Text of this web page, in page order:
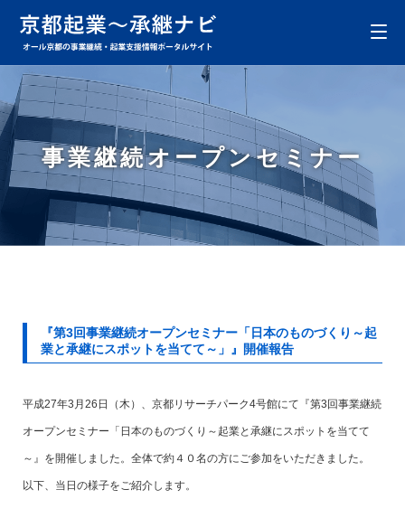
事業継続オープンセミナー
『第3回事業継続オープンセミナー「日本のものづくり～起
業と承継にスポットを当てて～」』開催報告
平成27年3月26日（木）、京都リサーチパーク4号館にて『第3回事業継続
オープンセミナー「日本のものづくり～起業と承継にスポットを当てて
～』を開催しました。全体で約４０名の方にご参加をいただきました。
以下、当日の様子をご紹介します。